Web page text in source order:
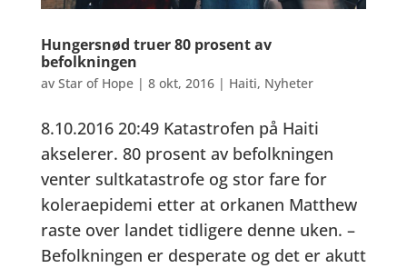
Hungersnød truer 80 prosent av
befolkningen
av Star of Hope| 8 okt, 2016| Haiti, Nyheter
8.10.2016 20:49 Katastrofen på Haiti
akselerer. 80 prosent av befolkningen
venter sultkatastrofe og stor fare for
koleraepidemi etter at orkanen Matthew
raste over landet tidligere denne uken. –
Befolkningen er desperate og det er akutt